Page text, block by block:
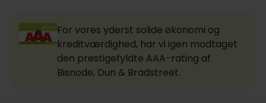
For vores yderst solide økonomi og
kreditværdighed, har vi igen modtaget
den prestigefyldte AAA-rating af
Bisnode, Dun & Bradstreet.